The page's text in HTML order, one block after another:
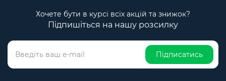
Хочете бути в курсі всіх акцій та знижок?
Підпишіться на нашу розсилку
Підписатись